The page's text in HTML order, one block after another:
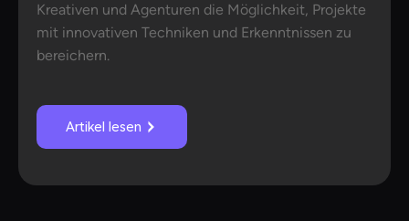
Kreativen und Agenturen die Möglichkeit, Projekte
mit innovativen Techniken und Erkenntnissen zu
bereichern.
Artikel lesen